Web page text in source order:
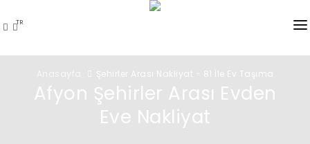
TR
STAR21 NAKLIYAT
HIZMETLER
Şehirler Arası Nakliyat - 81 İle Ev Taşıma
Afyon Şehirler Arası Evden
Eve Nakliyat